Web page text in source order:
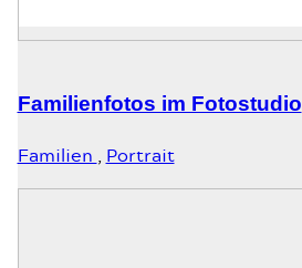
Familienfotos im Fotostudio
Familien Portrait